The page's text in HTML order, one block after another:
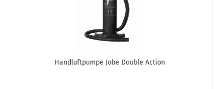
Handluftpumpe Jobe Double Action